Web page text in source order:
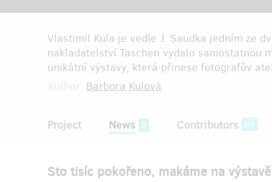
Vlastimil Kula je vedle J. Saudka jedním ze
nakladatelství Taschen vydalo samostatnou
unikátní výstavy, která přinese fotografův
Barbora Kulová
Project News 9 Contributors 69
Sto tisíc pokořeno, makáme na